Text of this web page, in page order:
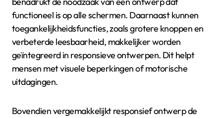
functioneel is op alle schermen. Daarnaast kunnen
toegankelijkheidsfuncties, zoals grotere knoppen en
verbeterde leesbaarheid, makkelijker worden
geïntegreerd in responsieve ontwerpen. Dit helpt
mensen met visuele beperkingen of motorische
uitdagingen.
Bovendien vergemakkelijkt responsief ontwerp de